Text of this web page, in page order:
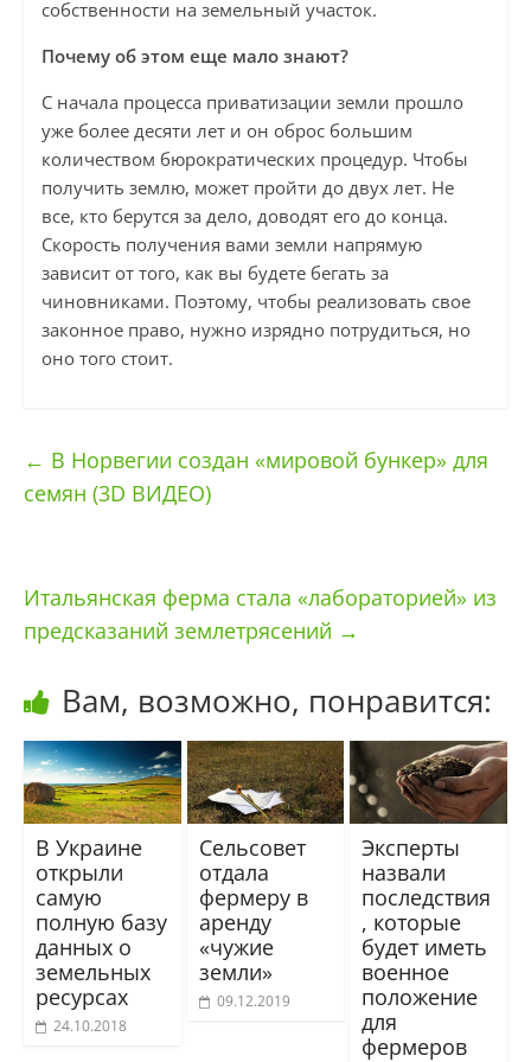
собственности на земельный участок.
Почему об этом еще мало знают?
С начала процесса приватизации земли прошло
уже более десяти лет и он оброс большим
количеством бюрократических процедур. Чтобы
получить землю, может пройти до двух лет. Не
все, кто берутся за дело, доводят его до конца.
Скорость получения вами земли напрямую
зависит от того, как вы будете бегать за
чиновниками. Поэтому, чтобы реализовать свое
законное право, нужно изрядно потрудиться, но
оно того стоит.
← В Норвегии создан «мировой бункер» для
семян (3D ВИДЕО)
Итальянская ферма стала «лабораторией» из
предсказаний землетрясений →
Вам, возможно, понравится:
В Украине
открыли
самую
полную базу
данных о
земельных
ресурсах
24.10.2018
Сельсовет
отдала
фермеру в
аренду
«чужие
земли»
09.12.2019
Эксперты
назвали
последствия
, которые
будет иметь
военное
положение
для
фермеров